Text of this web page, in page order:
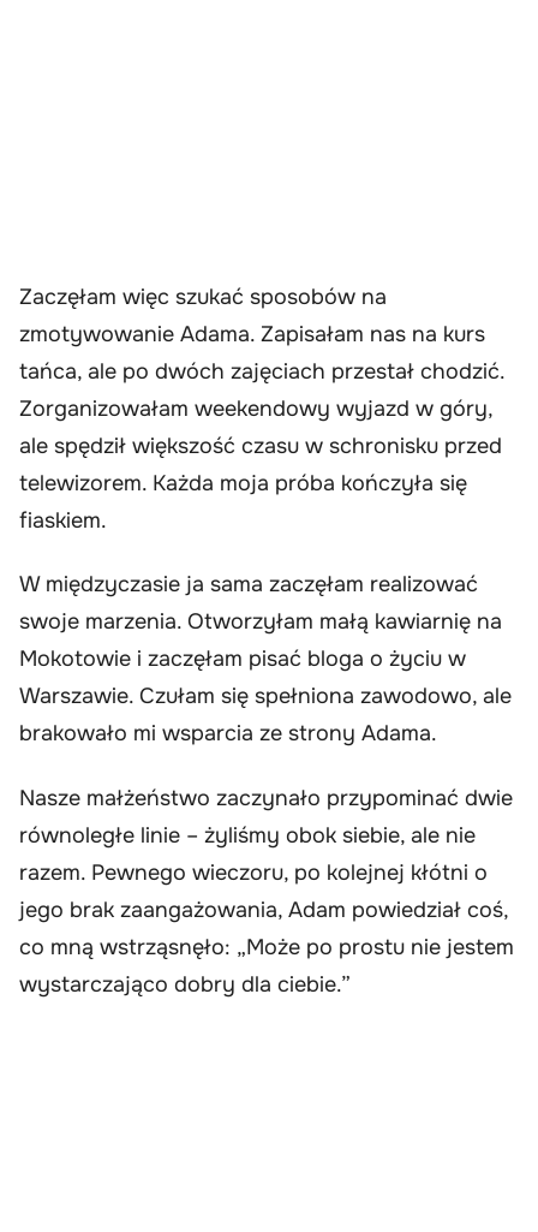
Zaczęłam więc szukać sposobów na
zmotywowanie Adama. Zapisałam nas na kurs
tańca, ale po dwóch zajęciach przestał chodzić.
Zorganizowałam weekendowy wyjazd w góry,
ale spędził większość czasu w schronisku przed
telewizorem. Każda moja próba kończyła się
fiaskiem.
W międzyczasie ja sama zaczęłam realizować
swoje marzenia. Otworzyłam małą kawiarnię na
Mokotowie i zaczęłam pisać bloga o życiu w
Warszawie. Czułam się spełniona zawodowo, ale
brakowało mi wsparcia ze strony Adama.
Nasze małżeństwo zaczynało przypominać dwie
równoległe linie – żyliśmy obok siebie, ale nie
razem. Pewnego wieczoru, po kolejnej kłótni o
jego brak zaangażowania, Adam powiedział coś,
co mną wstrząsnęło: „Może po prostu nie jestem
wystarczająco dobry dla ciebie.”